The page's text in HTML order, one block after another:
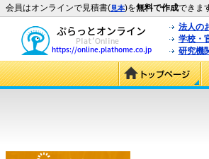
会員はオンラインで見積書(見本)を無料で作成できま
法人の
学校・
研究機